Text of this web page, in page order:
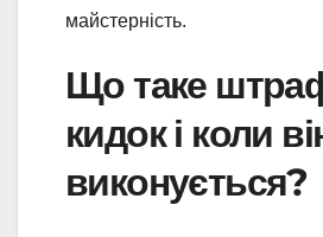
майстерність.
Що таке
кидок і коли
виконується?